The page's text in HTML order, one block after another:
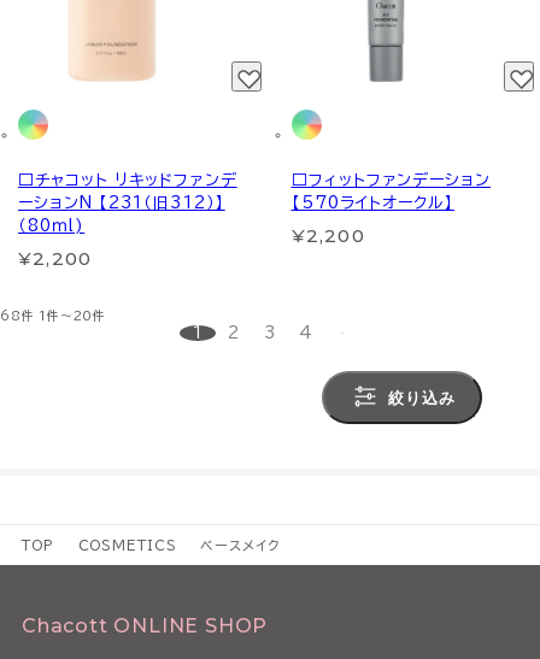
□チャコット リキッドファンデ
ーションN 【231（旧312）】
（80ｍl)
¥2,200
□フィットファンデーション
【570ライトオークル】
¥2,200
68件 1件～20件
1 2 3 4
絞り込み
TOP COSMETICS ベースメイク
Chacott ONLINE SHOP